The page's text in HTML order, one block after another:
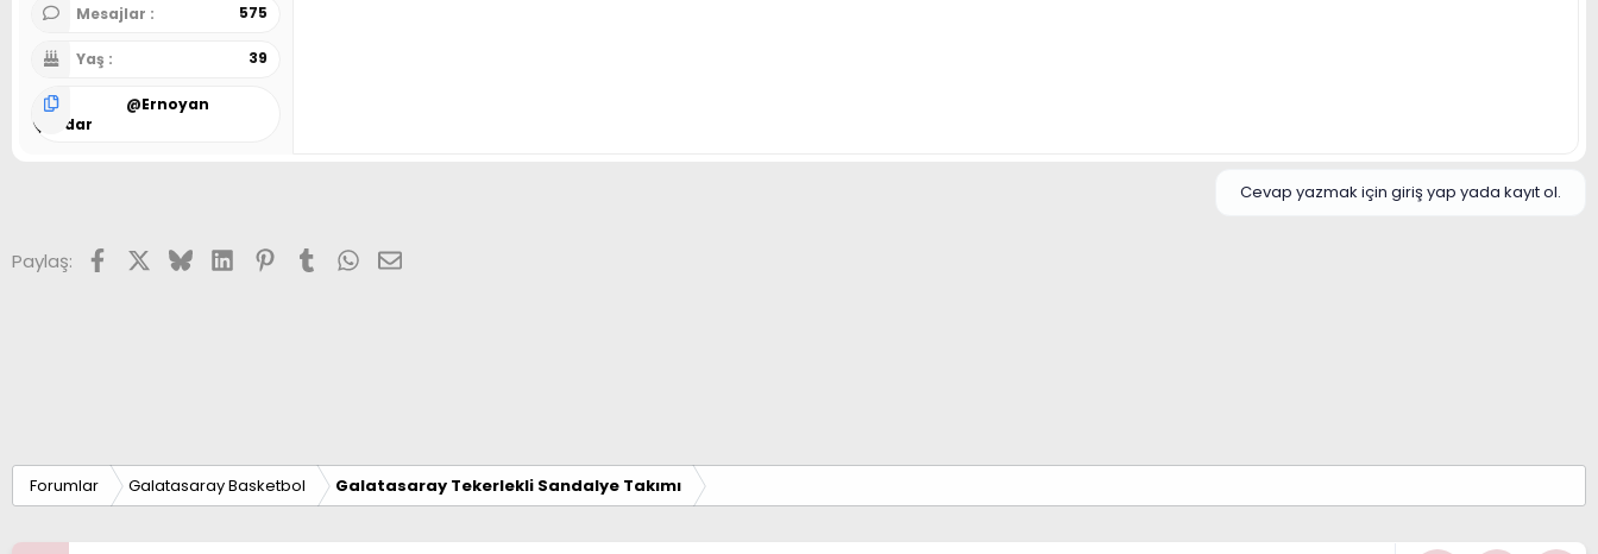
Mesajlar 575
Yaş 39
@Ernoyan
Çavdar
Cevap yazmak için giriş yap yada kayıt ol.
Paylaş: FacebookX (Twitter)
BlueskyLinkedInPinterest
Tumblr WhatsApp
E-posta
Forumlar Galatasaray Basketbol Galatasaray Tekerlekli Sandalye Takımı